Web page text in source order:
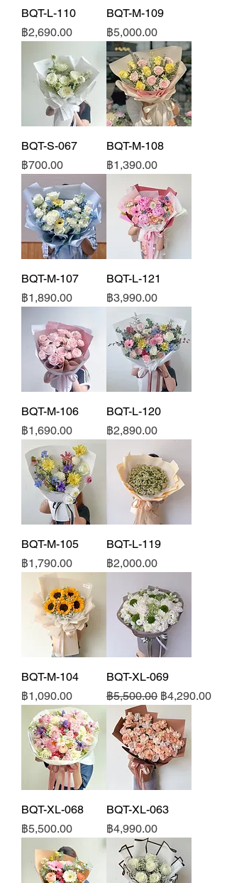
BQT-L-110
ราคา
฿2,690.00
BQT-M-109
ราคา
฿5,000.00
BQT-S-067
ราคา
฿700.00
BQT-M-108
ราคา
฿1,390.00
BQT-M-107
ราคา
฿1,890.00
BQT-L-121
ราคา
฿3,990.00
BQT-M-106
ราคา
฿1,690.00
BQT-L-120
ราคา
฿2,890.00
BQT-M-105
ราคา
฿1,790.00
BQT-L-119
ราคา
฿2,000.00
BQT-M-104
ราคา
฿1,090.00
BQT-XL-069
ราคาปกติ
฿5,500.00 ราคาขายลด
฿4,290.00
BQT-XL-068
ราคา
฿5,500.00
BQT-XL-063
ราคา
฿4,990.00